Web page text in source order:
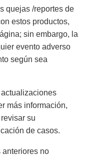
quejas /reportes de
estos productos,
sin embargo, la
evento adverso
según sea
más información,
su
de casos.
anteriores no